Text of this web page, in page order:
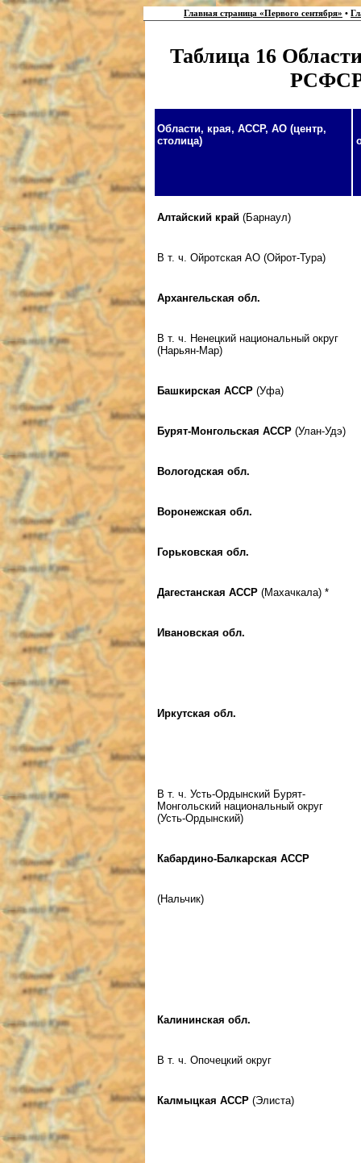
Главная страница «Первого сентября» •
Таблица 16
РСФСР
Области, края, АССР, АО (центр,
столица)
Алтайский край (Барнаул)
В т. ч. Ойротская АО (Ойрот-Тура)
Архангельская обл.
В т. ч. Ненецкий национальный округ
(Нарьян-Мар)
Башкирская АССР (Уфа)
Бурят-Монгольская АССР (Улан-Удэ)
Вологодская обл.
Воронежская обл.
Горьковская обл.
Дагестанская АССР (Махачкала) *
Ивановская обл.
Иркутская обл.
В т. ч. Усть-Ордынский Бурят-
Монгольский национальный округ
(Усть-Ордынский)
Кабардино-Балкарская АССР
(Нальчик)
Калининская обл.
В т. ч. Опочецкий округ
Калмыцкая АССР (Элиста)